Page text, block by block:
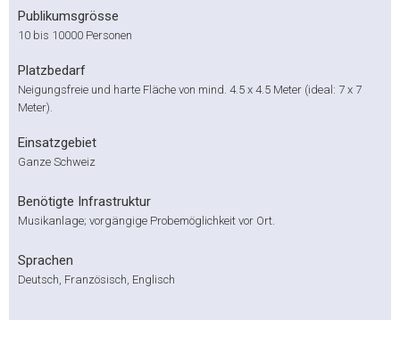
Publikumsgrösse
10 bis 10000 Personen
Platzbedarf
Neigungsfreie und harte Fläche von mind. 4.5 x 4.5 Meter (ideal: 7 x 7
Meter).
Einsatzgebiet
Ganze Schweiz
Benötigte Infrastruktur
Musikanlage; vorgängige Probemöglichkeit vor Ort.
Sprachen
Deutsch, Französisch, Englisch